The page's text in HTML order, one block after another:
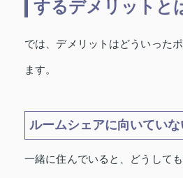
するデメリットと
では、デメリットはどういった
ます。
ルームシェアに向いてい
一緒に住んでいると、どうして